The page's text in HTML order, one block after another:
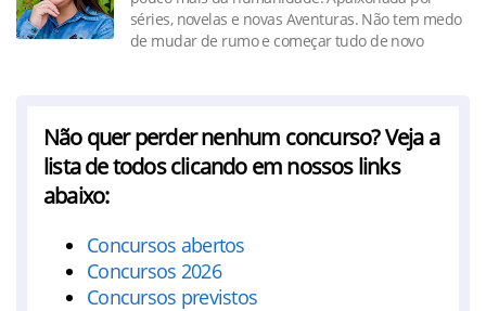
séries, novelas e novas Aventuras. Não tem medo
de mudar de rumo e começar tudo de novo
Não quer perder nenhum concurso? Veja a
lista de todos clicando em nossos links
abaixo:
Concursos abertos
Concursos 2026
Concursos previstos